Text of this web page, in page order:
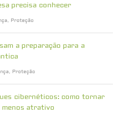
precisa conhecer
, Proteção
a preparação para a
, Proteção
cibernéticos: como tornar
menos atrativo